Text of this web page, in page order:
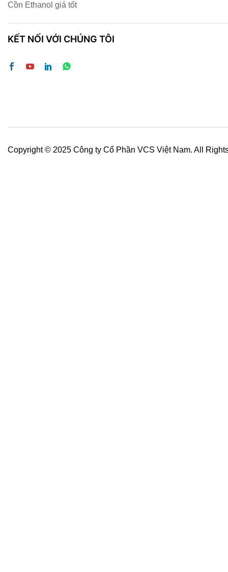
Cồn Ethanol giá tốt
KẾT NỐI VỚI CHÚNG TÔI
Copyright © 2025 Công ty Cổ Phần VCS Việt Nam. All